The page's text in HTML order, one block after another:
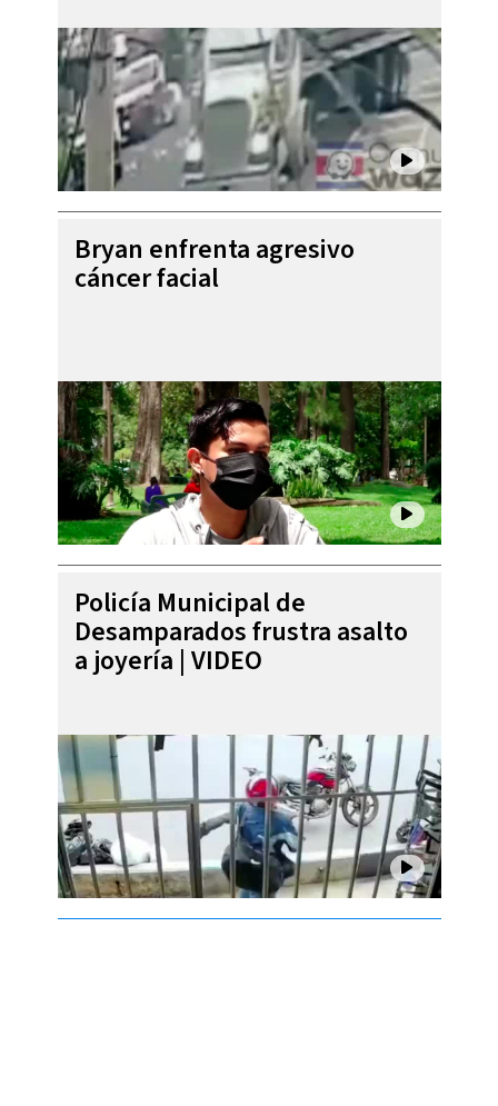
Bryan enfrenta agresivo
cáncer facial
Policía Municipal de
Desamparados frustra asalto
a joyería | VIDEO